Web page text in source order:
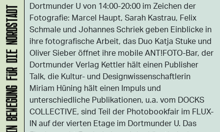
Dortmunder U von 14:00-20:00 im Zeichen der
Fotografie: Marcel Haupt, Sarah Kastrau, Felix
Schmale und Johannes Schriek geben Einblicke in
ihre fotografische Arbeit, das Duo Katja Stuke und
Oliver Sieber öffnet ihre mobile ANT!FOTO-Bar, der
Dortmunder Verlag Kettler hält einen Publisher
Talk, die Kultur- und Designwissenschaftlerin
Miriam Hüning hält einen Impuls und
unterschiedliche Publikationen, u.a. vom DOCKS
COLLECTIVE, sind Teil der Photobookfair im FLUX-
IN auf der vierten Etage im Dortmunder U. Das